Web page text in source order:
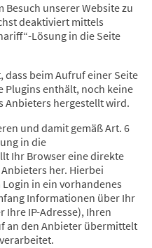
Besuch unserer Website zu
deaktiviert mittels
Lösung in die Seite
dass beim Aufruf einer Seite
Plugins enthält, noch keine
Anbieters hergestellt wird.
und damit gemäß Art. 6
in die
Ihr Browser eine direkte
her. Hierbei
in ein vorhandenes
Informationen über Ihr
Ihre IP-Adresse), Ihren
an den Anbieter übermittelt